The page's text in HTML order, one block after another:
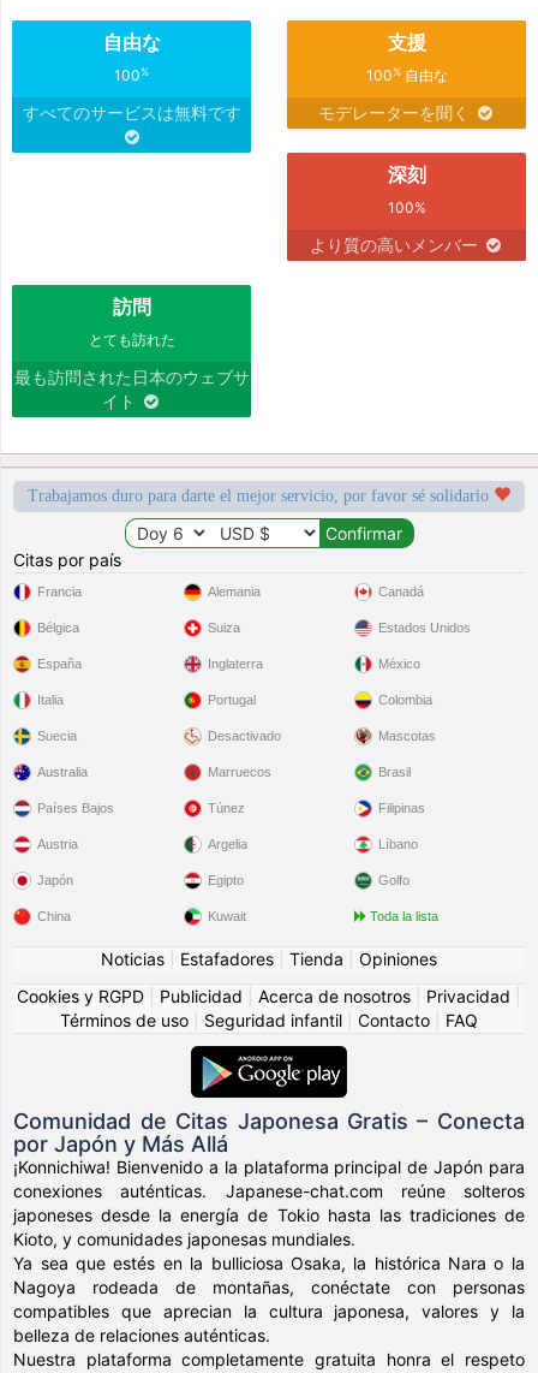
自由な
100%
すべてのサービスは無料です
支援
100%自由な
モデレーターを聞く
深刻
100%
より質の高いメンバー
訪問
とても訪れた
最も訪問された日本のウェブサ
イト
Trabajamos duro para darte el mejor servicio, por favor sé solidario
Citas por país
Francia
Bélgica
España
Italia
Suecia
Alemania
Suiza
Inglaterra
Portugal
Desactivado
Canadá
Estados Unidos
México
Colombia
Mascotas
Australia
Países Bajos
Austria
Japón
China
Marruecos
Túnez
Argelia
Egipto
Kuwait
Brasil
Filipinas
Líbano
Golfo
Toda la lista
Noticias Estafadores Tienda
Opiniones
Cookies y RGPD
Publicidad Acerca de nosotros Privacidad
Términos de uso
Seguridad infantil Contacto FAQ
Comunidad de Citas Japonesa Gratis – Conecta
por Japón y Más Allá
¡Konnichiwa! Bienvenido a la plataforma principal de Japón para
conexiones auténticas. Japanese-chat.com reúne solteros
japoneses desde la energía de Tokio hasta las tradiciones de
Kioto, y comunidades japonesas mundiales.
Ya sea que estés en la bulliciosa Osaka, la histórica Nara o la
Nagoya rodeada de montañas, conéctate con personas
compatibles que aprecian la cultura japonesa, valores y la
belleza de relaciones auténticas.
Nuestra plataforma completamente gratuita honra el respeto